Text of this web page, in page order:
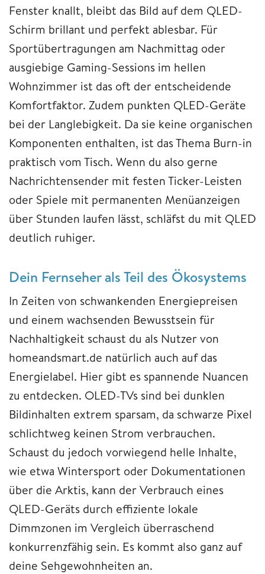
Fenster knallt, bleibt das Bild auf dem QLED-
Schirm brillant und perfekt ablesbar. Für
Sportübertragungen am Nachmittag oder
ausgiebige Gaming-Sessions im hellen
Wohnzimmer ist das oft der entscheidende
Komfortfaktor. Zudem punkten QLED-Geräte
bei der Langlebigkeit. Da sie keine organischen
Komponenten enthalten, ist das Thema Burn-in
praktisch vom Tisch. Wenn du also gerne
Nachrichtensender mit festen Ticker-Leisten
oder Spiele mit permanenten Menüanzeigen
über Stunden laufen lässt, schläfst du mit QLED
deutlich ruhiger.
Dein Fernseher als Teil des Ökosystems
In Zeiten von schwankenden Energiepreisen
und einem wachsenden Bewusstsein für
Nachhaltigkeit schaust du als Nutzer von
homeandsmart.de natürlich auch auf das
Energielabel. Hier gibt es spannende Nuancen
zu entdecken. OLED-TVs sind bei dunklen
Bildinhalten extrem sparsam, da schwarze Pixel
schlichtweg keinen Strom verbrauchen.
Schaust du jedoch vorwiegend helle Inhalte,
wie etwa Wintersport oder Dokumentationen
über die Arktis, kann der Verbrauch eines
QLED-Geräts durch effiziente lokale
Dimmzonen im Vergleich überraschend
konkurrenzfähig sein. Es kommt also ganz auf
deine Sehgewohnheiten an.